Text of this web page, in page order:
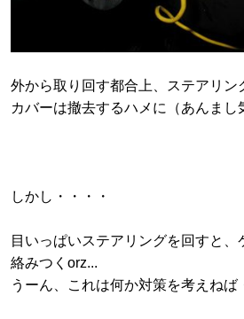
外から取り回す都合上、ステアリン
カバーは撤去するハメに（あんまし
しかし・・・・
目いっぱいステアリングを回すと、
絡みつくorz...
うーん、これは何か対策を考えねば